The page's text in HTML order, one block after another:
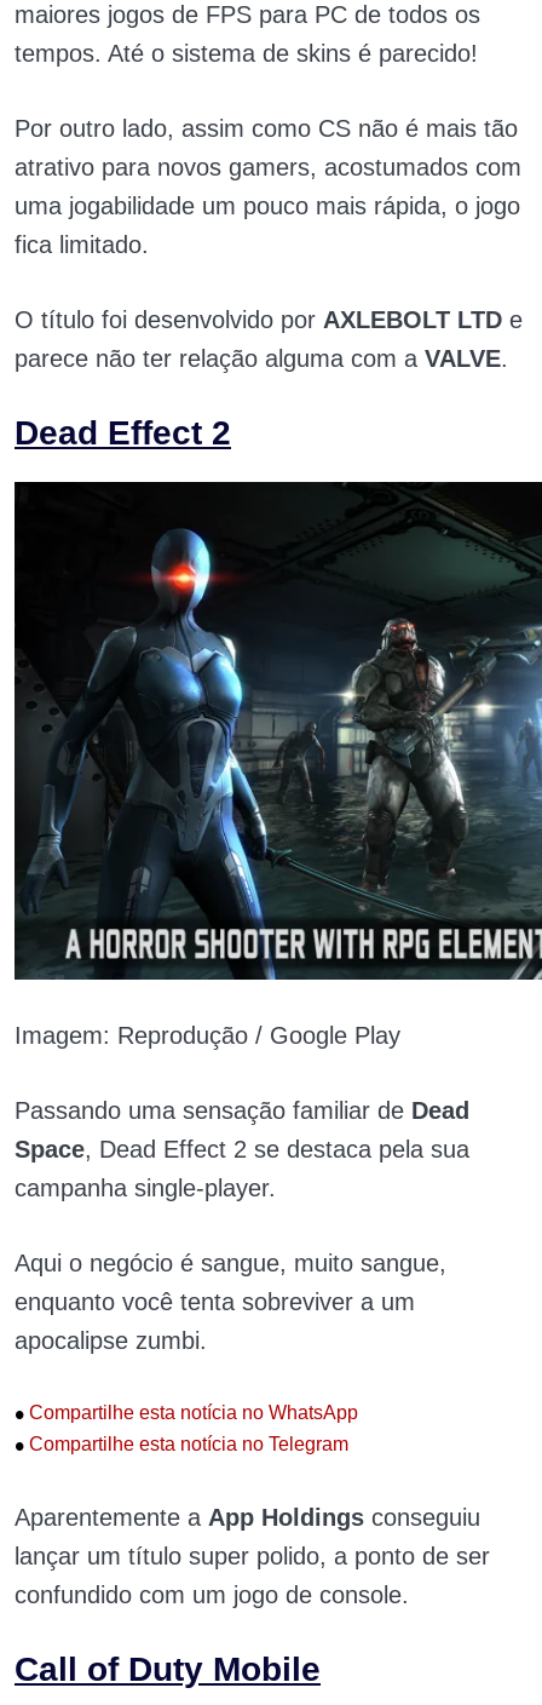
maiores jogos de FPS para PC de todos os
tempos. Até o sistema de skins é parecido!
Por outro lado, assim como CS não é mais tão
atrativo para novos gamers, acostumados com
uma jogabilidade um pouco mais rápida, o jogo
fica limitado.
O título foi desenvolvido por AXLEBOLT LTD e
parece não ter relação alguma com a VALVE.
Dead Effect 2
Imagem: Reprodução / Google Play
Passando uma sensação familiar de Dead
Space, Dead Effect 2 se destaca pela sua
campanha single-player.
Aqui o negócio é sangue, muito sangue,
enquanto você tenta sobreviver a um
apocalipse zumbi.
• Compartilhe esta notícia no WhatsApp
• Compartilhe esta notícia no Telegram
Aparentemente a App Holdings conseguiu
lançar um título super polido, a ponto de ser
confundido com um jogo de console.
Call of Duty Mobile